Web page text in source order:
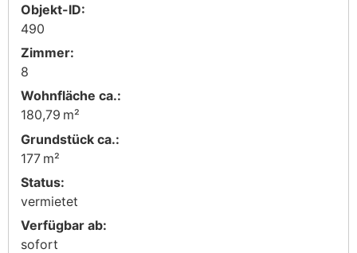
Objekt-ID:
490
Zimmer:
8
Wohnfläche ca.:
180,79 m²
Grund­stück ca.:
177 m²
Status:
vermietet
Verfügbar ab:
sofort